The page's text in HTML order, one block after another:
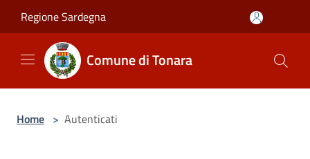
Regione Sardegna
Comune di Tonara
Home > Autenticati